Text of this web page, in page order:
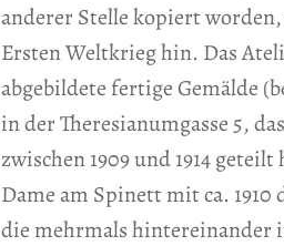
anderer Stelle kopiert
Ersten Weltkrieg hin. Das
abgebildete fertige Gemälde
in der Theresianumgasse 5,
zwischen 1909 und 1914
Dame am Spinett mit ca.
die mehrmals hintereinander